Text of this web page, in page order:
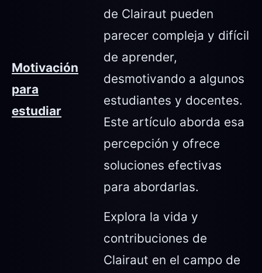
Motivación
para
estudiar
de Clairaut pueden
parecer compleja y difícil
de aprender,
desmotivando a algunos
estudiantes y docentes.
Este artículo aborda esa
percepción y ofrece
soluciones efectivas
para abordarlas.
Explora la vida y
contribuciones de
Clairaut en el campo de